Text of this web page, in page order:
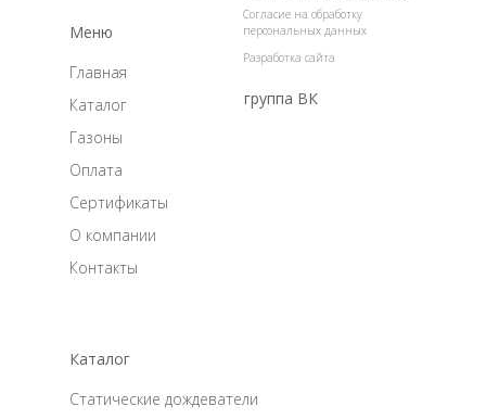
Главная
Разработка сайта
Согласие на обработку
персональных данных
Каталог
Газоны
Оплата
Сертификаты
О компании
Контакты
Статические дождеватели
Меню
Каталог
группа ВК